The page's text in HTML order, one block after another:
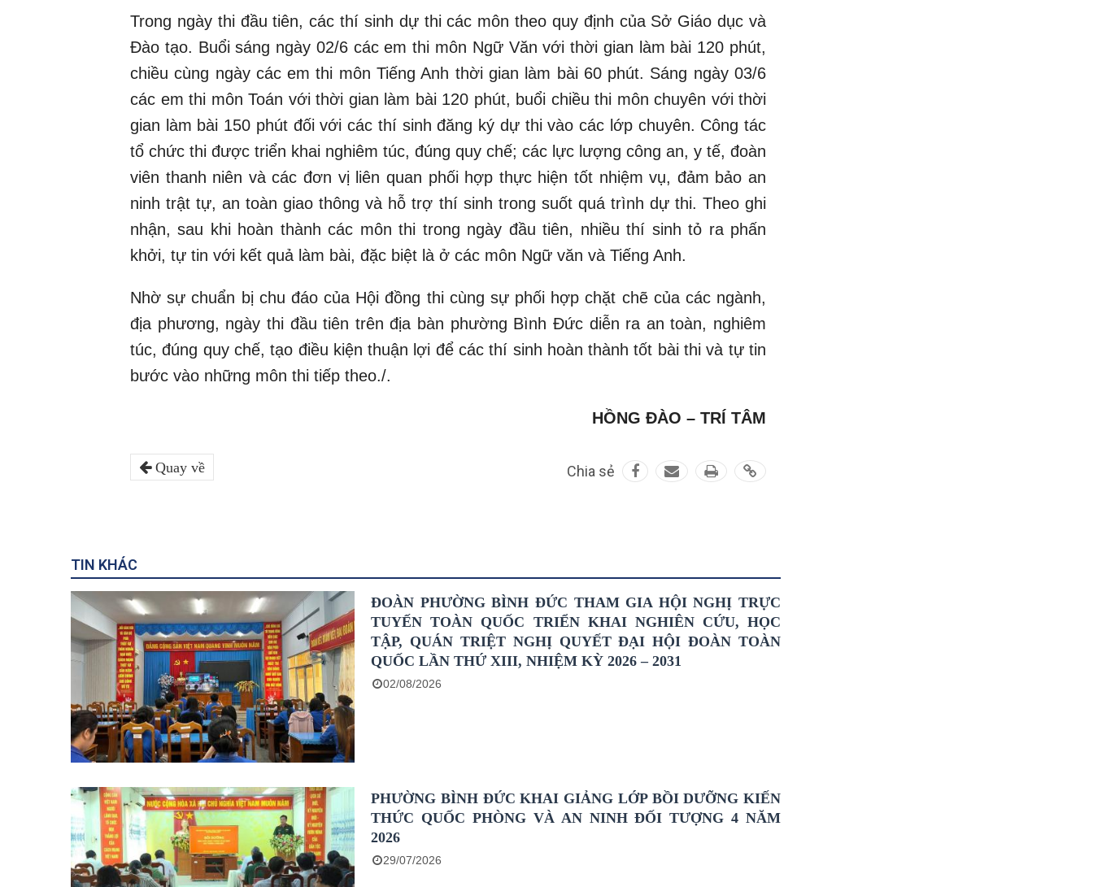
Trong ngày thi đầu tiên, các thí sinh dự thi các môn theo quy định của Sở Giáo dục và
Đào tạo. Buổi sáng ngày 02/6 các em thi môn Ngữ Văn với thời gian làm bài 120 phút,
chiều cùng ngày các em thi môn Tiếng Anh thời gian làm bài 60 phút. Sáng ngày 03/6
các em thi môn Toán với thời gian làm bài 120 phút, buổi chiều thi môn chuyên với thời
gian làm bài 150 phút đối với các thí sinh đăng ký dự thi vào các lớp chuyên. Công tác
tổ chức thi được triển khai nghiêm túc, đúng quy chế; các lực lượng công an, y tế, đoàn
viên thanh niên và các đơn vị liên quan phối hợp thực hiện tốt nhiệm vụ, đảm bảo an
ninh trật tự, an toàn giao thông và hỗ trợ thí sinh trong suốt quá trình dự thi. Theo ghi
nhận, sau khi hoàn thành các môn thi trong ngày đầu tiên, nhiều thí sinh tỏ ra phấn
khởi, tự tin với kết quả làm bài, đặc biệt là ở các môn Ngữ văn và Tiếng Anh.
Nhờ sự chuẩn bị chu đáo của Hội đồng thi cùng sự phối hợp chặt chẽ của các ngành,
địa phương, ngày thi đầu tiên trên địa bàn phường Bình Đức diễn ra an toàn, nghiêm
túc, đúng quy chế, tạo điều kiện thuận lợi để các thí sinh hoàn thành tốt bài thi và tự tin
bước vào những môn thi tiếp theo./.
HỒNG ĐÀO – TRÍ TÂM
Quay về Chia sẻ
TIN KHÁC
ĐOÀN PHƯỜNG BÌNH ĐỨC THAM GIA HỘI NGHỊ TRỰC
TUYẾN TOÀN QUỐC TRIỂN KHAI NGHIÊN CỨU, HỌC
TẬP, QUÁN TRIỆT NGHỊ QUYẾT ĐẠI HỘI ĐOÀN TOÀN
QUỐC LẦN THỨ XIII, NHIỆM KỲ 2026 – 2031
02/08/2026
PHƯỜNG BÌNH ĐỨC KHAI GIẢNG LỚP BỒI DƯỠNG KIẾN
THỨC QUỐC PHÒNG VÀ AN NINH ĐỐI TƯỢNG 4 NĂM
2026
29/07/2026